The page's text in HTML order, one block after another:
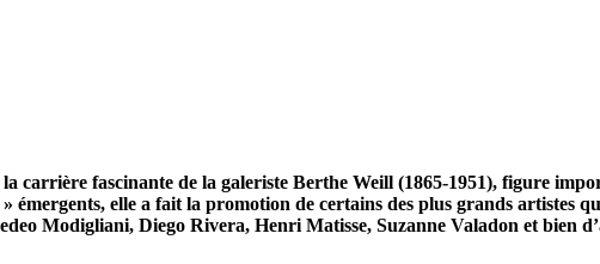
carrière fascinante de la galeriste Berthe Weill (1865-1951), figure
émergents, elle a fait la promotion de certains des plus grands artistes
Modigliani, Diego Rivera, Henri Matisse, Suzanne Valadon et bien